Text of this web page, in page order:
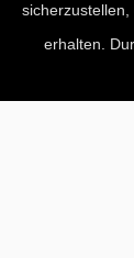
erhalten.